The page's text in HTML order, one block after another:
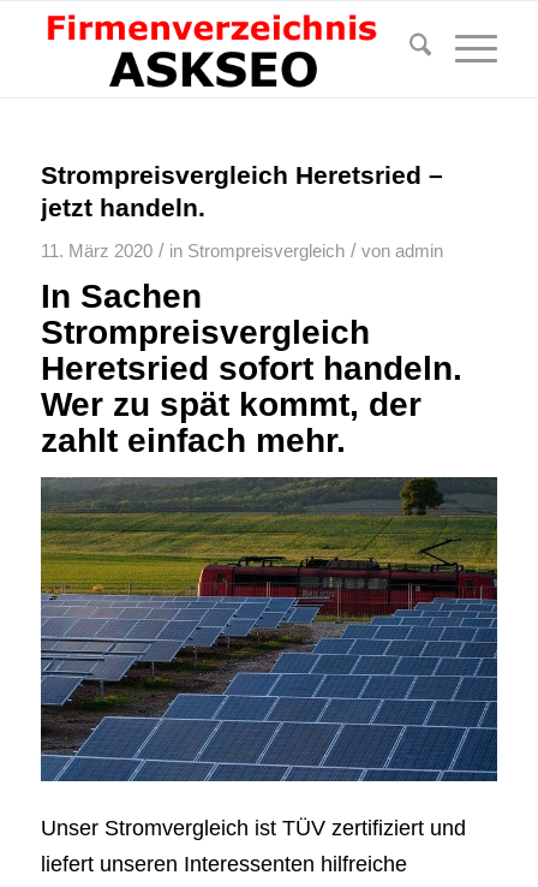
Strompreisvergleich Heretsried –
jetzt handeln.
11. März 2020 / in Strompreisvergleich / von admin
In Sachen
Strompreisvergleich
Heretsried sofort handeln.
Wer zu spät kommt, der
zahlt einfach mehr.
Unser Stromvergleich ist TÜV zertifiziert und
liefert unseren Interessenten hilfreiche